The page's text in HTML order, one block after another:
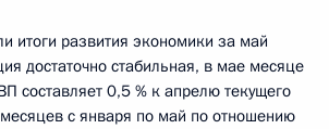
итоги развития экономики за май
достаточно стабильная, в мае месяце
составляет 0,5 % к апрелю текущего
месяцев с января по май по отношению